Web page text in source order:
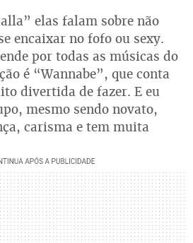
elas falam sobre não
encaixar no fofo ou sexy.
por todas as músicas do
é “Wannabe”, que conta
divertida de fazer. E eu
mesmo sendo novato,
carisma e tem muita